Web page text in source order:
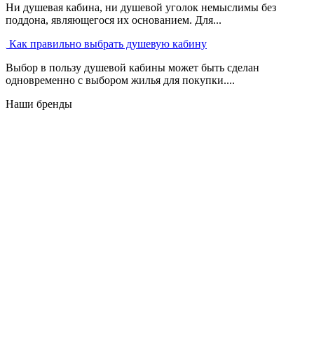
Ни душевая кабина, ни душевой уголок немыслимы без
поддона, являющегося их основанием. Для...
Как правильно выбрать душевую кабину
Выбор в пользу душевой кабины может быть сделан
одновременно с выбором жилья для покупки....
Наши бренды